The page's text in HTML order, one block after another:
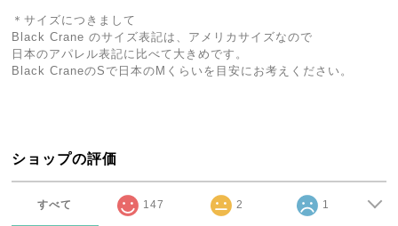
＊サイズにつきまして
Black Crane のサイズ表記は、アメリカサイズなので
日本のアパレル表記に比べて大きめです。
Black CraneのSで日本のMくらいを目安にお考えください。
ショップの評価
すべて 147 2 1